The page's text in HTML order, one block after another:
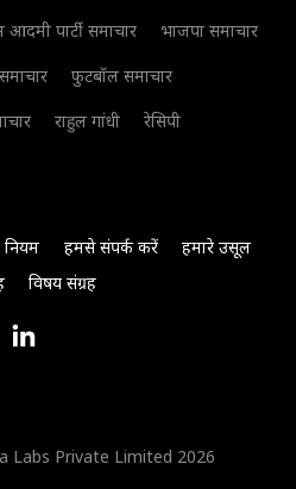
पार्टी समाचार
भाजपा समाचार
फुटबॉल समाचार
राहुल गांधी
रेसिपी
नियम हमसे संपर्क करें
हमारे उसूल
विषय संग्रह
Labs Private Limited 2026